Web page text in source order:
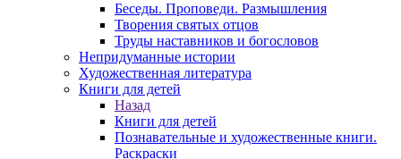
Беседы. Проповеди. Размышления
Творения святых отцов
Труды наставников и богословов
Непридуманные истории
Художественная литература
Книги для детей
Назад
Книги для детей
Познавательные и художественные книги.
Раскраски